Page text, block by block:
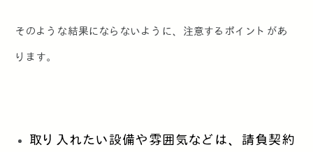
そのような結果にならないように、注意するポイントがあ
ります。
取り入れたい設備や雰囲気などは、請負契約